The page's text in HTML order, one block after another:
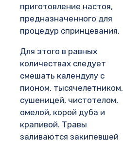
приготовление настоя,
предназначенного для
процедур спринцевания.
Для этого в равных
количествах следует
смешать календулу с
пионом, тысячелетником,
сушеницей, чистотелом,
омелой, корой дуба и
крапивой. Травы
заливаются закипевшей